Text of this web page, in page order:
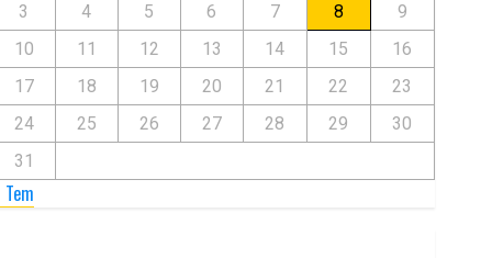
3
4 5 6 7 8
9
10
11 12 13 14 15
16
17
18 19 20 21 22
23
24
25 26 27 28 29
30
31